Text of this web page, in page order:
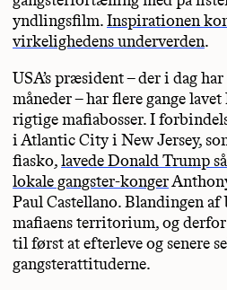
yndlingsfilm.Inspirationen
virkelighedens underverden.
USA’s præsident – der i dag
måneder – har flere gange
rigtige mafiabosser. I
i Atlantic City i New Jersey,
fiasko,lavede Donald Trump
lokale gangster-konger
Paul Castellano. Blandingen
mafiaens territorium, og
til først at efterleve og senere
gangsterattituderne.